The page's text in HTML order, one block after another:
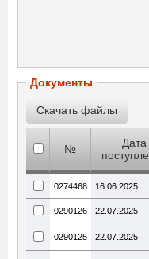
Документы
№
Дата
0274468 16.06.2025
0290126 22.07.2025
0290125 22.07.2025